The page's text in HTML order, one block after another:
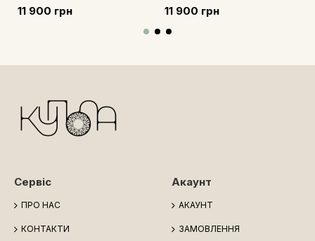
11 900 грн 11 900 грн
Сервіс
ПРО НАС
КОНТАКТИ
Акаунт
АКАУНТ
ЗАМОВЛЕННЯ